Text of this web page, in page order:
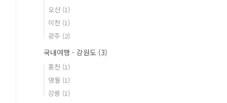
오산 (1)
이천 (1)
광주 (2)
국내여행 - 강원도 (3)
홍천 (1)
영월 (1)
강릉 (1)